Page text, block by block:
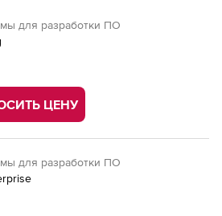
для разработки ПО
ЦЕНУ
для разработки ПО